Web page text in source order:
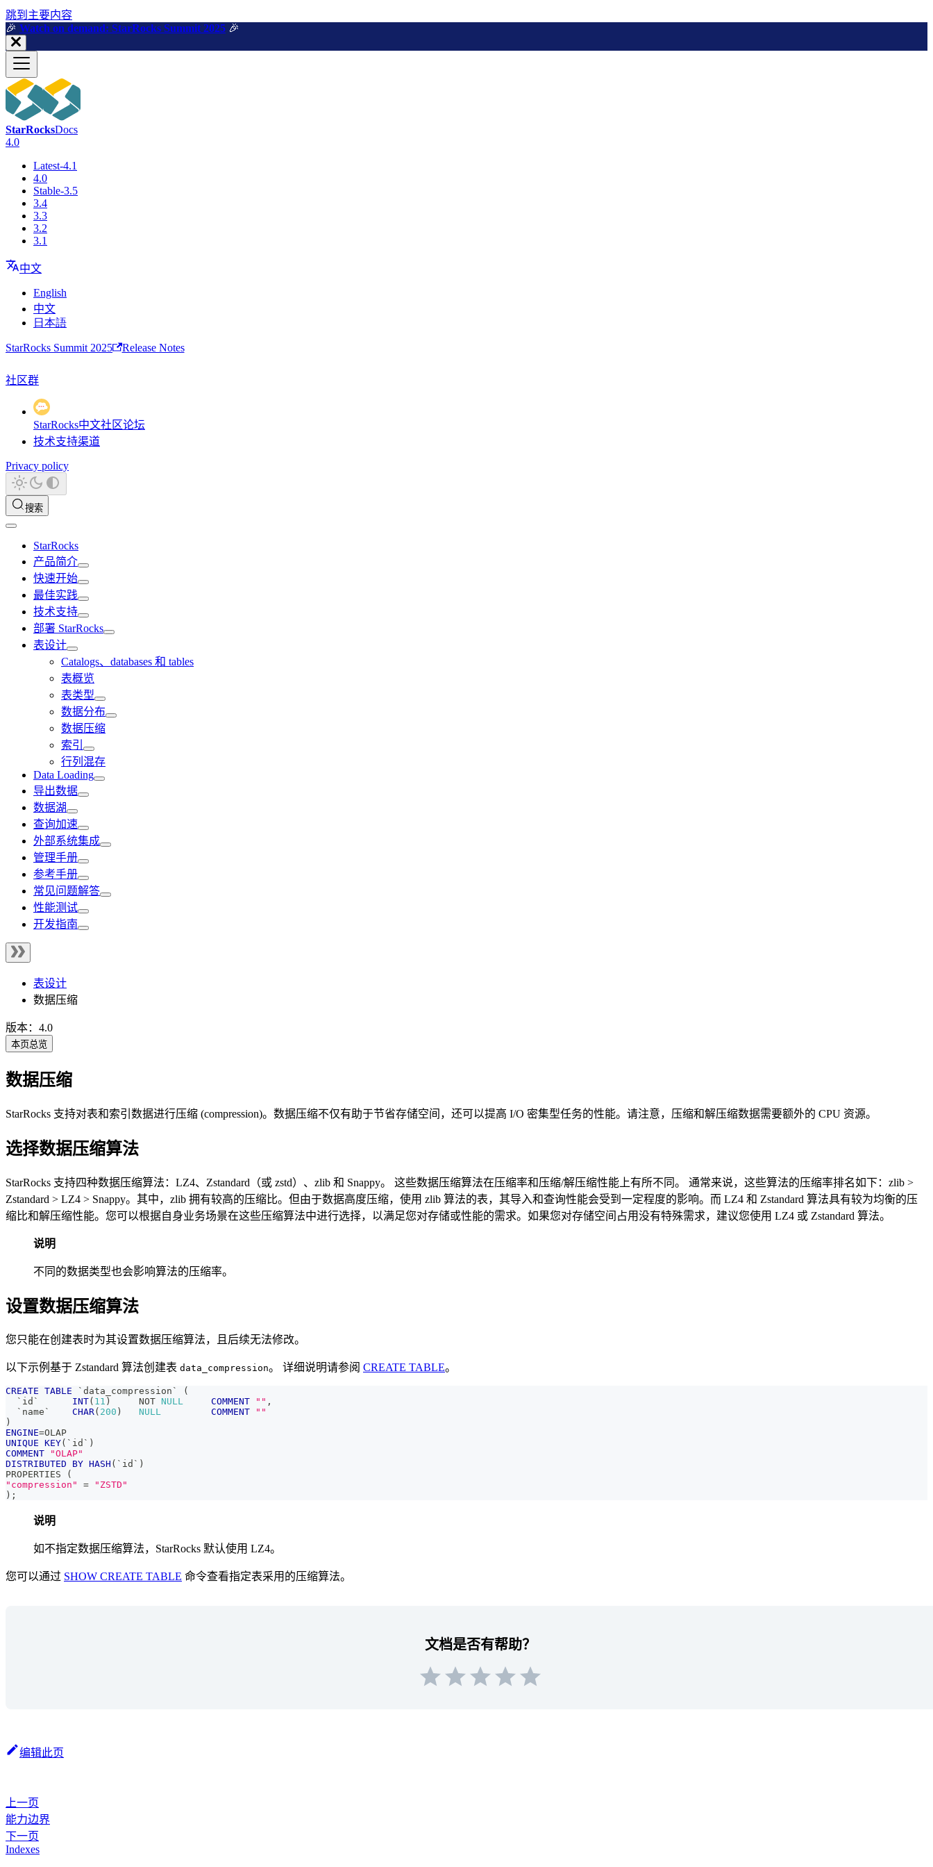
跳到主要内容
🎉️ Watch on demand: StarRocks Summit 2025 🎉️
StarRocksDocs
4.0
Latest-4.1
4.0
Stable-3.5
3.4
3.3
3.2
3.1
中文
English
中文
日本語
StarRocks Summit 2025 Release Notes
社区群
StarRocks中文社区论坛
技术支持渠道
Privacy policy
搜索
StarRocks
产品简介
快速开始
最佳实践
技术支持
部署 StarRocks
表设计
Catalogs、databases 和 tables
表概览
表类型
数据分布
数据压缩
索引
行列混存
Data Loading
导出数据
数据湖
查询加速
外部系统集成
管理手册
参考手册
常见问题解答
性能测试
开发指南
表设计
数据压缩
版本：4.0
本页总览
数据压缩
StarRocks 支持对表和索引数据进行压缩 (compression)。数据压缩不仅有助于节省存储空间，还可以提高 I/O 密集型任务的性能。请注意，压缩和解压缩数据需要额外的 CPU 资源。
选择数据压缩算法
StarRocks 支持四种数据压缩算法：LZ4、Zstandard（或 zstd）、zlib 和 Snappy。 这些数据压缩算法在压缩率和压缩/解压缩性能上有所不同。 通常来说，这些算法的压缩率排名如下：zlib >
Zstandard > LZ4 > Snappy。其中，zlib 拥有较高的压缩比。但由于数据高度压缩，使用 zlib 算法的表，其导入和查询性能会受到一定程度的影响。而 LZ4 和 Zstandard 算法具有较为均衡的压
缩比和解压缩性能。您可以根据自身业务场景在这些压缩算法中进行选择，以满足您对存储或性能的需求。如果您对存储空间占用没有特殊需求，建议您使用 LZ4 或 Zstandard 算法。
说明
不同的数据类型也会影响算法的压缩率。
设置数据压缩算法
您只能在创建表时为其设置数据压缩算法，且后续无法修改。
以下示例基于 Zstandard 算法创建表 data_compression。 详细说明请参阅 CREATE TABLE。
CREATE TABLE ` data_compression `
(
` id ` INT( 11 ) NOT NULL COMMENT "" ,
` name ` CHAR( 200 ) NULL COMMENT
""
)
ENGINE=OLAP
UNIQUE KEY( ` id ` )
COMMENT
"OLAP"
DISTRIBUTED
BY HASH ( ` id ` )
PROPERTIES
(
"compression"
=
"ZSTD"
) ;
说明
如不指定数据压缩算法，StarRocks 默认使用 LZ4。
您可以通过 SHOW CREATE TABLE 命令查看指定表采用的压缩算法。
文档是否有帮助？
编辑此页
上一页
能力边界
下一页
Indexes